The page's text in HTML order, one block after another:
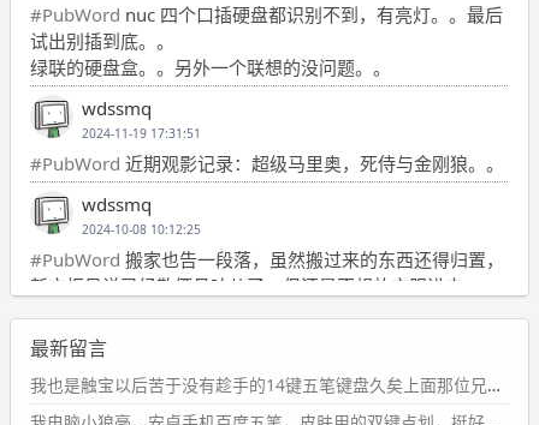
#PubWord nuc 四个口插硬盘都识别不到，有亮灯。。最后
试出别插到底。。
绿联的硬盘盒。。另外一个联想的没问题。。
wdssmq
2024-11-19 17:31:51
#PubWord 近期观影记录：超级马里奥，死侍与金刚狼。。
wdssmq
2024-10-08 10:12:25
#PubWord 搬家也告一段落，虽然搬过来的东西还得归置，
新衣柜虽说已经散俩月味儿了，但还是不想放衣服进去。
wdssmq
2024-09-23 21:00:49
#PubWord要不我每年汇总整理一次？？碎雨集_沉冰浮水_
第1页https://www.wdssmq.com/tag/%E7%A2%8E%E9%9
最新留言
我也是触宝以后苦于没有趁手的14键五笔键盘久矣上面那位兄台用的百度双键点划布局我也用过很久，那个皮肤做得很粗糙，个别键位的触发区域是错位的，快速打字时很容易出错，修改它的皮肤文件校正后勉强能用，但早年出的皮肤分辨率太低，实在谈不上美观。百度小米定制版的商店里有一个"小黑板"皮肤还不错(百度官方输入法商店里没有)，但那个风格我不喜欢这两天找到了一个叫"森林集"的公众号，开发了海量的皮肤，很多都有14键版本，付费但很便宜，几块钱，终于有自己满意的输入法了搜了一下，这个工作室还是百度的官方合作伙伴，不知道为什么14键作品都不在官方商店上架，难道是百度官方在刻意放弃14键？